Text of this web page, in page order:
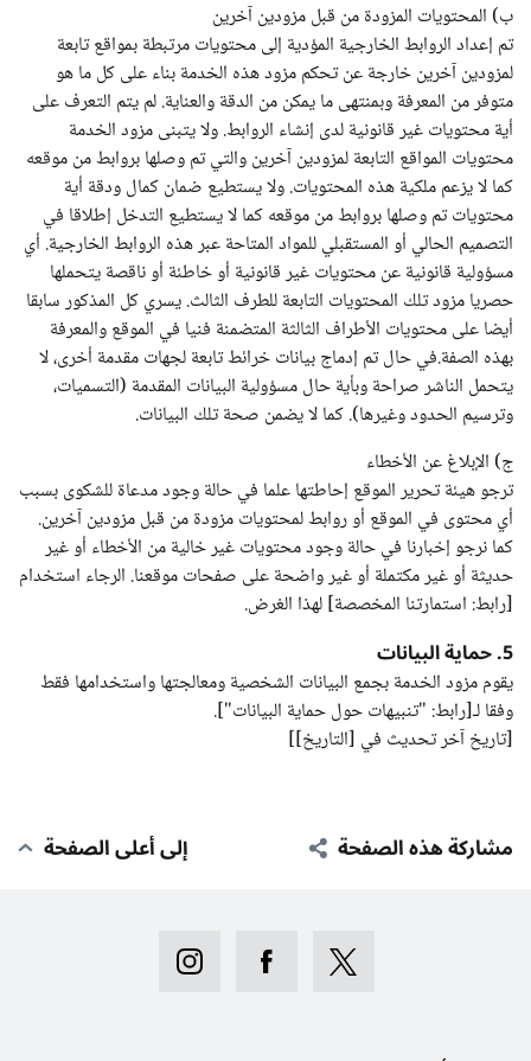
ب) المحتويات المزودة من قبل مزودين آخرين
تم إعداد الروابط الخارجية المؤدية إلى محتويات مرتبطة بمواقع تابعة
لمزودين آخرين خارجة عن تحكم مزود هذه الخدمة بناء على كل ما هو
متوفر من المعرفة وبمنتهى ما يمكن من الدقة والعناية. لم يتم التعرف على
أية محتويات غير قانونية لدى إنشاء الروابط. ولا يتبنى مزود الخدمة
محتويات المواقع التابعة لمزودين آخرين والتي تم وصلها بروابط من موقعه
كما لا يزعم ملكية هذه المحتويات. ولا يستطيع ضمان كمال ودقة أية
محتويات تم وصلها بروابط من موقعه كما لا يستطيع التدخل إطلاقا في
التصميم الحالي أو المستقبلي للمواد المتاحة عبر هذه الروابط الخارجية. أي
مسؤولية قانونية عن محتويات غير قانونية أو خاطئة أو ناقصة يتحملها
حصريا مزود تلك المحتويات التابعة للطرف الثالث. يسري كل المذكور سابقا
أيضا على محتويات الأطراف الثالثة المتضمنة فنيا في الموقع والمعرفة
بهذه الصفة.في حال تم إدماج بيانات خرائط تابعة لجهات مقدمة أخرى، لا
يتحمل الناشر صراحة وبأية حال مسؤولية البيانات المقدمة (التسميات،
وترسيم الحدود وغيرها). كما لا يضمن صحة تلك البيانات.
ج) الإبلاغ عن الأخطاء
ترجو هيئة تحرير الموقع إحاطتها علما في حالة وجود مدعاة للشكوى بسبب
أي محتوى في الموقع أو روابط لمحتويات مزودة من قبل مزودين آخرين.
كما نرجو إخبارنا في حالة وجود محتويات غير خالية من الأخطاء أو غير
حديثة أو غير مكتملة أو غير واضحة على صفحات موقعنا. الرجاء استخدام
[رابط: استمارتنا المخصصة] لهذا الغرض.
5. حماية البيانات
يقوم مزود الخدمة بجمع البيانات الشخصية ومعالجتها واستخدامها فقط
وفقا لـ[رابط: "تنبيهات حول حماية البيانات"].
[تاريخ آخر تحديث في [التاريخ]]
مشاركة هذه الصفحة إلى أعلى الصفحة